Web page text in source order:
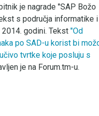
je nagrade "SAP Božo
s područja informatike i
2014. godini. Tekst"Od
po SAD-u korist bi
tvrtke koje posluju s
je na Forum.tm-u.